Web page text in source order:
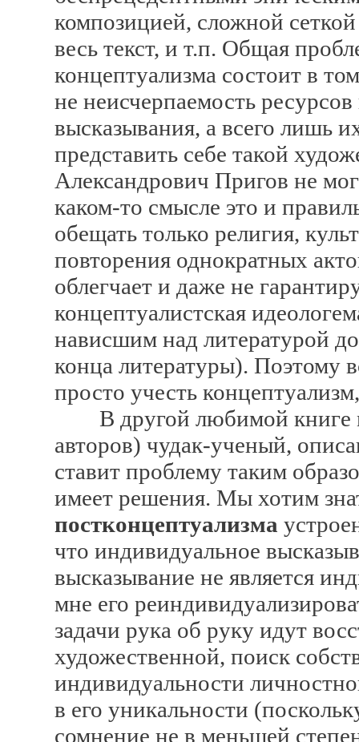
композицией, сложной
весь текст, и т.п. Общая
концептуализма состоит в
не неисчерпаемость
высказывания, а всего лишь
представить себе такой
Александрович Пригов не
каком-то смысле это и
обещать только религия,
повторения однократных
облегчает и даже не
концептуалистская
нависшим над литературой
конца литературы). Поэтому
просто учесть
В другой любимой книге
авторов) чудак-ученый,
ставит проблему таким
имеет решения. Мы хотим
постконцептуализма
что индивидуальное
высказывание не является
мне его
задачи рука об руку идут
художественной, поиск
индивидуальности
в его уникальности
сомнение не в меньшей